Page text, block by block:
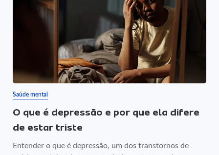
Saúde mental
O que é depressão e por que ela difere
de estar triste
Entender o que é depressão, um dos transtornos de